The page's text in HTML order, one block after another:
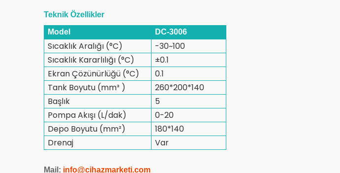
Teknik Özellikler
Model DC-3006
Sıcaklık Aralığı (°C)
-30~100
Sıcaklık Kararlılığı (°C)
±0.1
Ekran Çözünürlüğü (°C)
0.1
Tank Boyutu (mm³ )
260*200*140
Başlık
5
Pompa Akışı (L/dak)
0-20
Depo Boyutu (mm²)
180*140
Drenaj
Var
Mail: info@cihazmarketi.com